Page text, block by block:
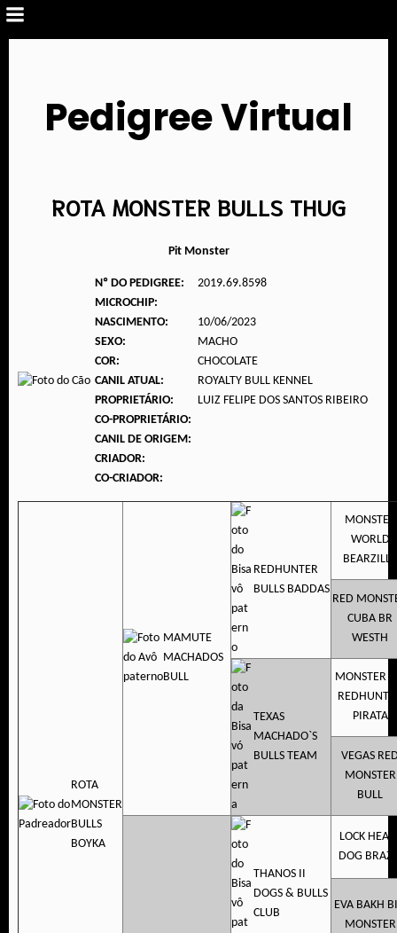
Pedigree Virtual
ROTA MONSTER BULLS THUG
Pit Monster
Nº DO PEDIGREE:
2019.69.8598
MICROCHIP:
NASCIMENTO:
10/06/2023
SEXO:
MACHO
COR:
CHOCOLATE
CANIL ATUAL:
ROYALTY BULL KENNEL
PROPRIETÁRIO:
LUIZ FELIPE DOS SANTOS RIBEIRO
CO-PROPRIETÁRIO:
CANIL DE ORIGEM:
CRIADOR:
CO-CRIADOR:
ROTA
MONSTER
BULLS
BOYKA
MAMUTE
MACHADOS
BULL
REDHUNTER
BULLS BADDAS
MONSTER
WORLD
BEARZILLA
RED
CUBA BR
WESTH
TEXAS
MACHADO`S
BULLS TEAM
MONSTER
PIRATA
VEGAS
MONSTER
BULL
THANOS II
DOGS & BULLS
CLUB
LOCK
DOG
EVA BAKH
MONSTER